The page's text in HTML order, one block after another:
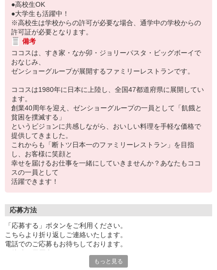
●高校生OK
●大学生も活躍中！
※高校生は学校からの許可が必要な場合、通学中の学校からの
許可証が必要となります。
備考
ココスは、すき家・なか卯・ジョリーパスタ・ビッグボーイで
おなじみ、
ゼンショーグループが展開するファミリーレストランです。
ココスは1980年に日本に上陸し、全国47都道府県に展開してい
ます。
創業40周年を迎え、ゼンショーグループの一員として「飢餓と
貧困を撲滅する」
というビジョンに共感しながら、おいしい料理を手軽な価格で
提供してきました。
これからも「断トツ日本一のファミリーレストラン」を目指
し、お客様に笑顔と
幸せを届けるお仕事を一緒にしていきませんか？あなたもココ
スの一員として
活躍できます！
応募方法
「応募する」ボタンをご利用ください。
こちらより折り返しご連絡いたします。
電話でのご応募もお待ちしております。
もっと見る